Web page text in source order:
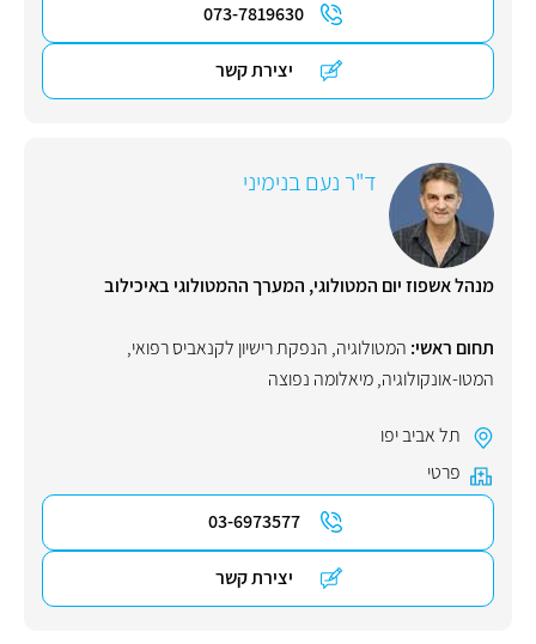
073-7819630
יצירת קשר
ד"ר נעם בנימיני
מנהל אשפוז יום המטולוגי, המערך ההמטולוגי באיכילוב
תחום ראשי: המטולוגיה, הנפקת רישיון לקנאביס רפואי,
המטו-אונקולוגיה,מיאלומה נפוצה
תל אביב יפו
פרטי
03-6973577
יצירת קשר